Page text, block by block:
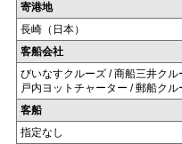
寄港地
長崎（日本）
客船会社
びいなすクルーズ / 商船三井ク
戸内ヨットチャーター / 郵船クル
客船
指定なし